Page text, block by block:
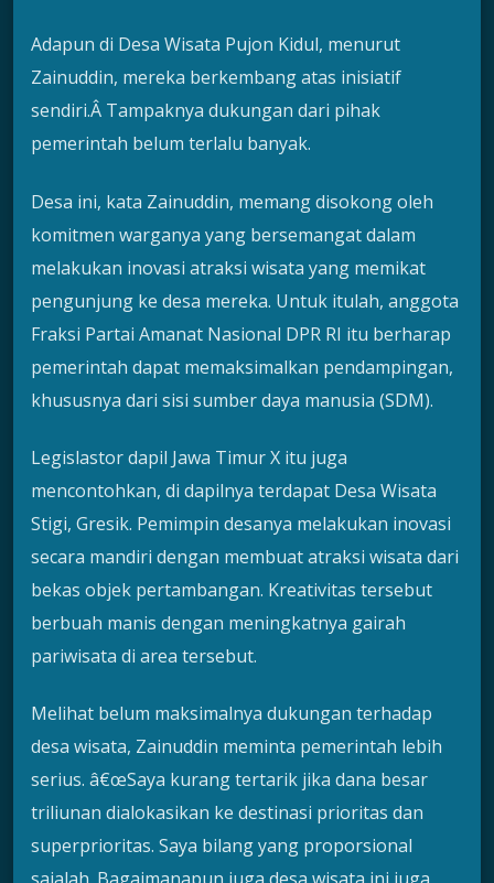
Adapun di Desa Wisata Pujon Kidul, menurut
Zainuddin, mereka berkembang atas inisiatif
sendiri.Â Tampaknya dukungan dari pihak
pemerintah belum terlalu banyak.
Desa ini, kata Zainuddin, memang disokong oleh
komitmen warganya yang bersemangat dalam
melakukan inovasi atraksi wisata yang memikat
pengunjung ke desa mereka. Untuk itulah, anggota
Fraksi Partai Amanat Nasional DPR RI itu berharap
pemerintah dapat memaksimalkan pendampingan,
khususnya dari sisi sumber daya manusia (SDM).
Legislastor dapil Jawa Timur X itu juga
mencontohkan, di dapilnya terdapat Desa Wisata
Stigi, Gresik. Pemimpin desanya melakukan inovasi
secara mandiri dengan membuat atraksi wisata dari
bekas objek pertambangan. Kreativitas tersebut
berbuah manis dengan meningkatnya gairah
pariwisata di area tersebut.
Melihat belum maksimalnya dukungan terhadap
desa wisata, Zainuddin meminta pemerintah lebih
serius. â€œSaya kurang tertarik jika dana besar
triliunan dialokasikan ke destinasi prioritas dan
superprioritas. Saya bilang yang proporsional